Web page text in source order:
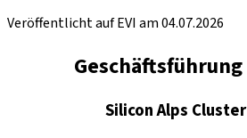
Veröffentlicht auf EVI am 04.07.2026
Silicon Alps